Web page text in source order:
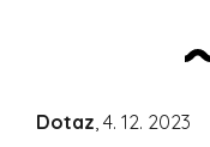
Dotaz, 4. 12. 2023